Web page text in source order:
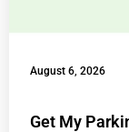
August 6, 2026
Get My